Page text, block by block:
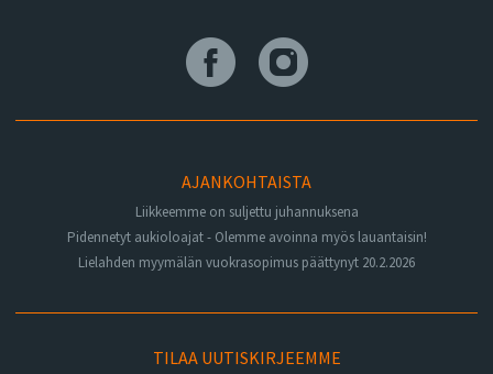
AJANKOHTAISTA
Liikkeemme on suljettu juhannuksena
Pidennetyt aukioloajat - Olemme avoinna myös lauantaisin!
Lielahden myymälän vuokrasopimus päättynyt 20.2.2026
TILAA UUTISKIRJEEMME